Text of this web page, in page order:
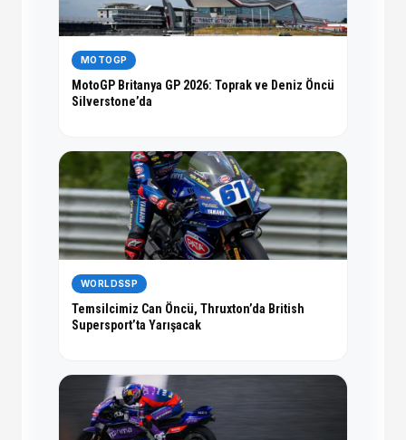
MOTOGP
MotoGP Britanya GP 2026: Toprak ve Deniz Öncü
Silverstone’da
WORLDSSP
Temsilcimiz Can Öncü, Thruxton’da British
Supersport’ta Yarışacak